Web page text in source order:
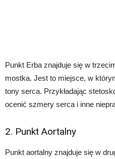
Punkt Erba znajduje się w
mostka. Jest to miejsce, w
tony serca. Przykładając
ocenić szmery serca i inne
2. Punkt Aortalny
Punkt aortalny znajduje się w